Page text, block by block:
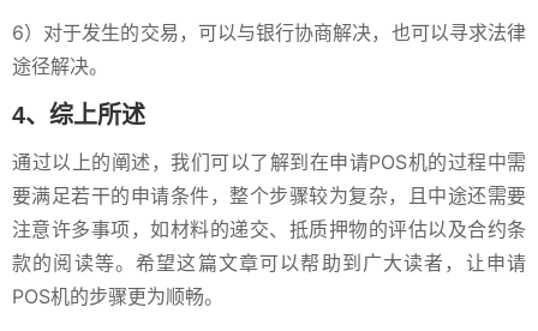
6）对于发生的交易，可以与银行协商解决，也可以寻求法律
途径解决。
4、综上所述
通过以上的阐述，我们可以了解到在申请POS机的过程中需
要满足若干的申请条件，整个步骤较为复杂，且中途还需要
注意许多事项，如材料的递交、抵质押物的评估以及合约条
款的阅读等。希望这篇文章可以帮助到广大读者，让申请
POS机的步骤更为顺畅。